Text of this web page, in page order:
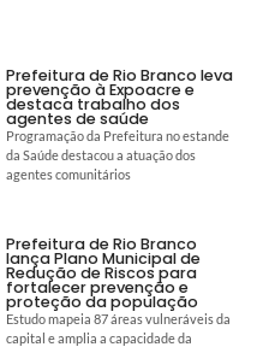
Prefeitura de Rio Branco leva
prevenção à Expoacre e
destaca trabalho dos
agentes de saúde
Programação da Prefeitura no estande
da Saúde destacou a atuação dos
agentes comunitários
Prefeitura de Rio Branco
lança Plano Municipal de
Redução de Riscos para
fortalecer prevenção e
proteção da população
Estudo mapeia 87 áreas vulneráveis da
capital e amplia a capacidade da